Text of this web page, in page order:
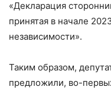
«Декларация
принятая в начале
независимости».
Таким образом,
предложили, во-